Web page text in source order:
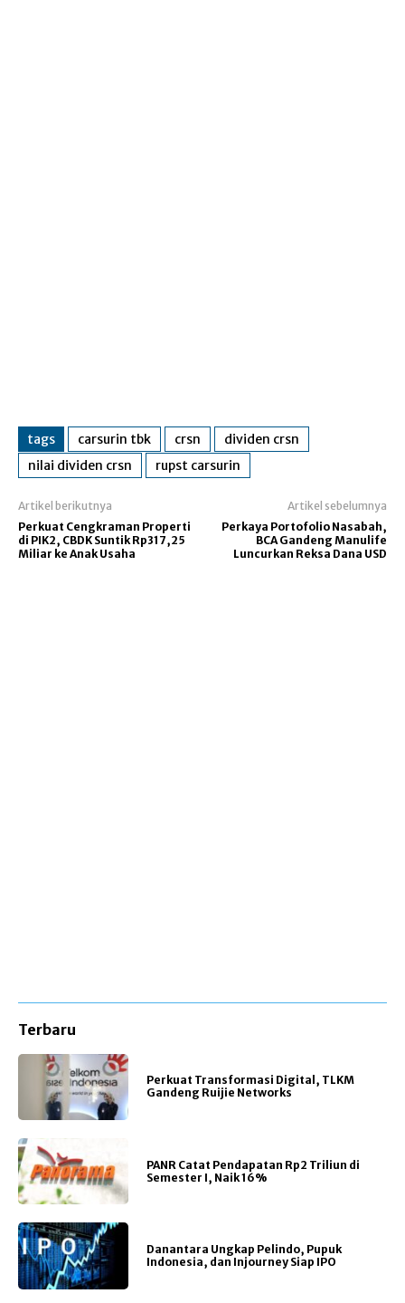
tags carsurin tbk crsn
dividen crsn
nilai dividen crsn
rupst carsurin
Artikel berikutnya
Perkuat Cengkraman Properti
di PIK2, CBDK Suntik Rp317,25
Miliar ke Anak Usaha
Artikel sebelumnya
Perkaya Portofolio Nasabah,
BCA Gandeng Manulife
Luncurkan Reksa Dana USD
Terbaru
Perkuat Transformasi Digital, TLKM
Gandeng Ruijie Networks
PANR Catat Pendapatan Rp2 Triliun di
Semester I, Naik 16%
Danantara Ungkap Pelindo, Pupuk
Indonesia, dan Injourney Siap IPO